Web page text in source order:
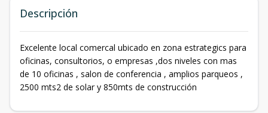
Descripción
Excelente local comercal ubicado en zona estrategics para
oficinas, consultorios, o empresas ,dos niveles con mas
de 10 oficinas , salon de conferencia , amplios parqueos ,
2500 mts2 de solar y 850mts de construcción